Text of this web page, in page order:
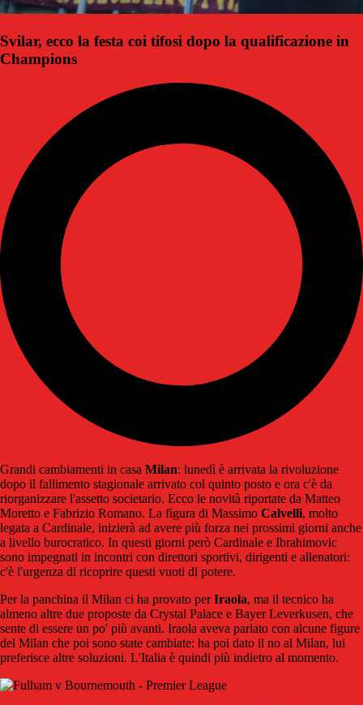
Svilar, ecco la festa coi tifosi dopo la qualificazione in
Champions
Grandi cambiamenti in casa Milan: lunedì è arrivata la rivoluzione
dopo il fallimento stagionale arrivato col quinto posto e ora c'è da
riorganizzare l'assetto societario. Ecco le novità riportate da Matteo
Moretto e Fabrizio Romano. La figura di Massimo Calvelli, molto
legata a Cardinale, inizierà ad avere più forza nei prossimi giorni anche
a livello burocratico. In questi giorni però Cardinale e Ibrahimovic
sono impegnati in incontri con direttori sportivi, dirigenti e allenatori:
c'è l'urgenza di ricoprire questi vuoti di potere.
Per la panchina il Milan ci ha provato perIraola, ma il tecnico ha
almeno altre due proposte da Crystal Palace e Bayer Leverkusen, che
sente di essere un po' più avanti. Iraola aveva parlato con alcune figure
del Milan che poi sono state cambiate: ha poi dato il no al Milan, lui
preferisce altre soluzioni. L'Italia è quindi più indietro al momento.